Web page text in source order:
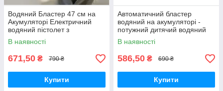
Водяний Бластер 47 см на
Акумуляторі Електричний
водяний пістолет з
автоматичним насосом для
дітей
В наявності
671,50 ₴ 790 ₴
Купити
Автоматичний бластер
водяний на акумуляторі -
потужний дитячий водяний
пістолет. з водопоглинанням
В наявності
586,50 ₴ 690 ₴
Купити